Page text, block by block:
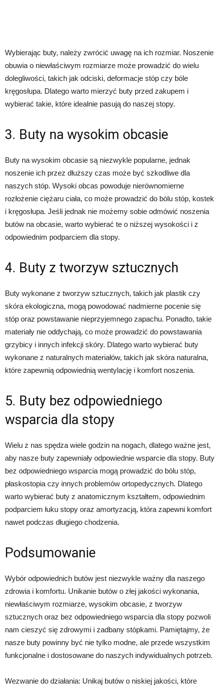
Wybierając buty, należy zwrócić uwagę na ich rozmiar. Noszenie
obuwia o niewłaściwym rozmiarze może prowadzić do wielu
dolegliwości, takich jak odciski, deformacje stóp czy bóle
kręgosłupa. Dlatego warto mierzyć buty przed zakupem i
wybierać takie, które idealnie pasują do naszej stopy.
3. Buty na wysokim obcasie
Buty na wysokim obcasie są niezwykle popularne, jednak
noszenie ich przez dłuższy czas może być szkodliwe dla
naszych stóp. Wysoki obcas powoduje nierównomierne
rozłożenie ciężaru ciała, co może prowadzić do bólu stóp, kostek
i kręgosłupa. Jeśli jednak nie możemy sobie odmówić noszenia
butów na obcasie, warto wybierać te o niższej wysokości i z
odpowiednim podparciem dla stopy.
4. Buty z tworzyw sztucznych
Buty wykonane z tworzyw sztucznych, takich jak plastik czy
skóra ekologiczna, mogą powodować nadmierne pocenie się
stóp oraz powstawanie nieprzyjemnego zapachu. Ponadto, takie
materiały nie oddychają, co może prowadzić do powstawania
grzybicy i innych infekcji skóry. Dlatego warto wybierać buty
wykonane z naturalnych materiałów, takich jak skóra naturalna,
które zapewnią odpowiednią wentylację i komfort noszenia.
5. Buty bez odpowiedniego
wsparcia dla stopy
Wielu z nas spędza wiele godzin na nogach, dlatego ważne jest,
aby nasze buty zapewniały odpowiednie wsparcie dla stopy. Buty
bez odpowiedniego wsparcia mogą prowadzić do bólu stóp,
płaskostopia czy innych problemów ortopedycznych. Dlatego
warto wybierać buty z anatomicznym kształtem, odpowiednim
podparciem łuku stopy oraz amortyzacją, która zapewni komfort
nawet podczas długiego chodzenia.
Podsumowanie
Wybór odpowiednich butów jest niezwykle ważny dla naszego
zdrowia i komfortu. Unikanie butów o złej jakości wykonania,
niewłaściwym rozmiarze, wysokim obcasie, z tworzyw
sztucznych oraz bez odpowiedniego wsparcia dla stopy pozwoli
nam cieszyć się zdrowymi i zadbany stópkami. Pamiętajmy, że
nasze buty powinny być nie tylko modne, ale przede wszystkim
funkcjonalne i dostosowane do naszych indywidualnych potrzeb.
Wezwanie do działania: Unikaj butów o niskiej jakości, które